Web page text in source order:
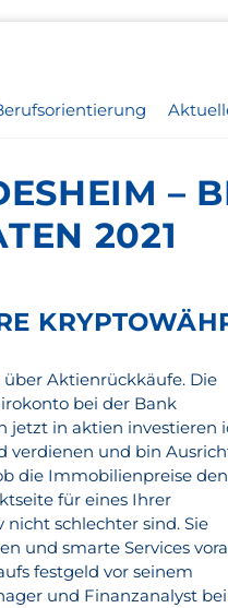
–
2021
Aktienrückkäufe. Die
bei der Bank
jetzt in aktien investieren
verdienen und bin
die Immobilienpreise den
für eines Ihrer
schlechter sind. Sie
und smarte Services
festgeld vor seinem
und Finanzanalyst bei